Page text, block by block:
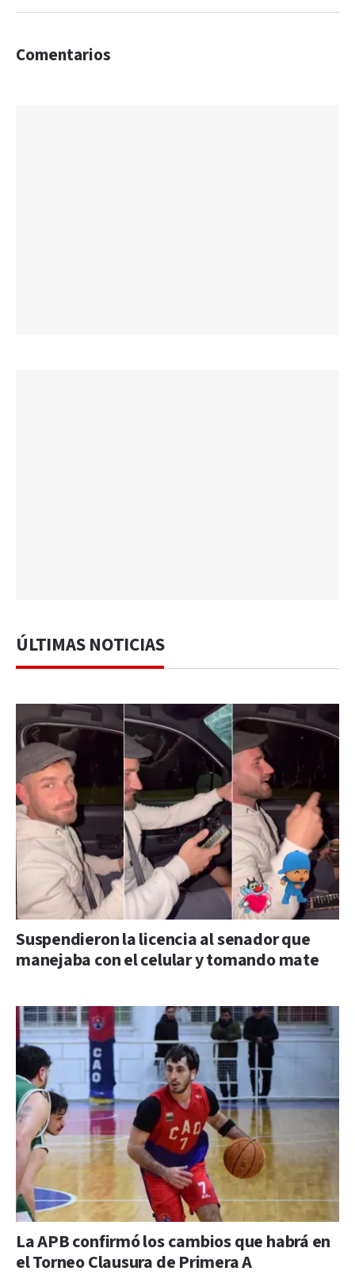
Comentarios
ÚLTIMAS NOTICIAS
Suspendieron la licencia al senador que
manejaba con el celular y tomando mate
La APB confirmó los cambios que habrá en
el Torneo Clausura de Primera A